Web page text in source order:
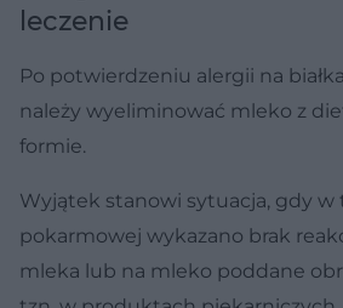
leczenie
Po potwierdzeniu alergii na
należy wyeliminować mleko z
formie.
Wyjątek stanowi sytuacja, gdy
pokarmowej wykazano brak
mleka lub na mleko poddane